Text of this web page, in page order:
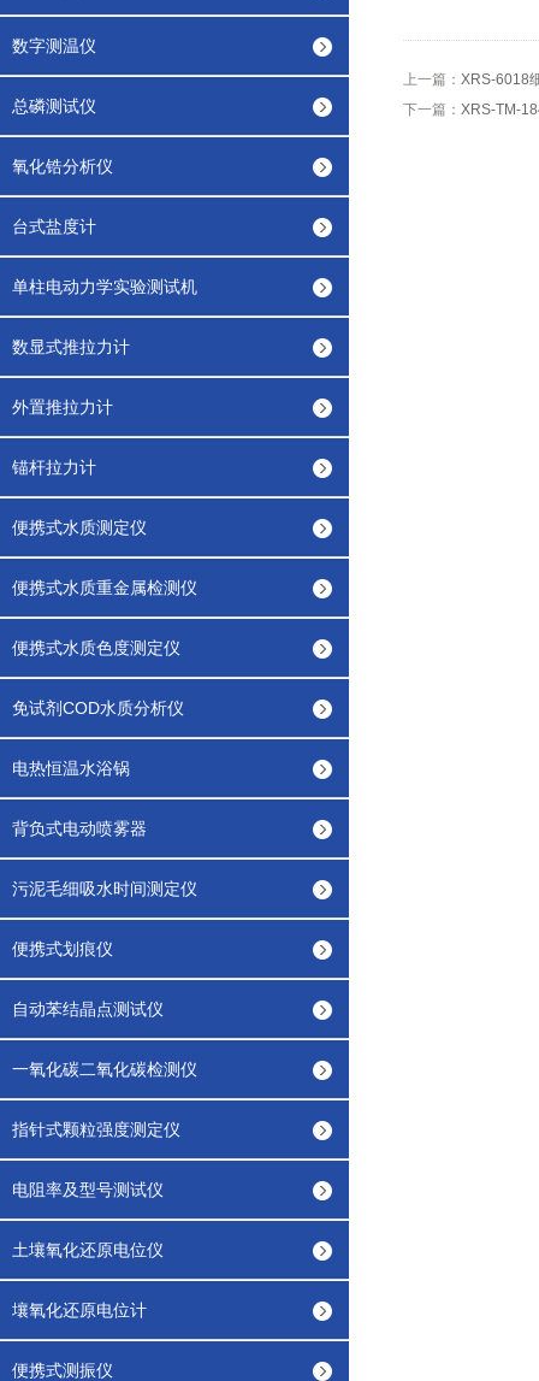
数字测温仪
总磷测试仪
氧化锆分析仪
台式盐度计
单柱电动力学实验测试机
数显式推拉力计
外置推拉力计
锚杆拉力计
便携式水质测定仪
便携式水质重金属检测仪
便携式水质色度测定仪
免试剂COD水质分析仪
电热恒温水浴锅
背负式电动喷雾器
污泥毛细吸水时间测定仪
便携式划痕仪
自动苯结晶点测试仪
一氧化碳二氧化碳检测仪
指针式颗粒强度测定仪
电阻率及型号测试仪
土壤氧化还原电位仪
壤氧化还原电位计
便携式测振仪
上一篇： XRS-6018
下一篇： XRS-TM-